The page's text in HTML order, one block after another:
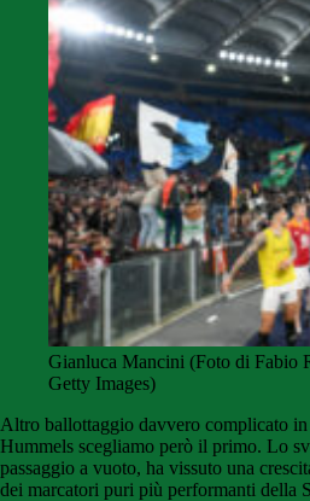
Gianluca Mancini (Foto di Fabio
Getty Images)
Altro ballottaggio davvero complicato in
Hummels scegliamo però il primo. Lo
passaggio a vuoto, ha vissuto una
dei marcatori puri più performanti della